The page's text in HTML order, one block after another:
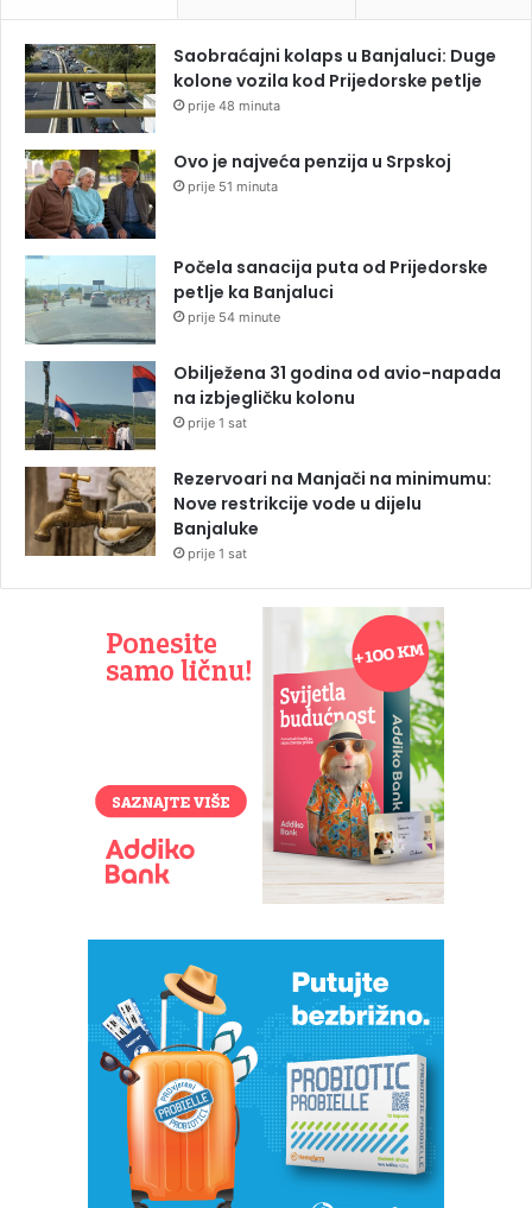
Saobraćajni kolaps u Banjaluci: Duge
kolone vozila kod Prijedorske petlje
prije 48 minuta
Ovo je najveća penzija u Srpskoj
prije 51 minuta
Počela sanacija puta od Prijedorske
petlje ka Banjaluci
prije 54 minute
Obilježena 31 godina od avio-napada
na izbjegličku kolonu
prije 1 sat
Rezervoari na Manjači na minimumu:
Nove restrikcije vode u dijelu
Banjaluke
prije 1 sat